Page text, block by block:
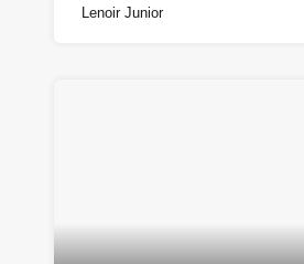
Lenoir Junior